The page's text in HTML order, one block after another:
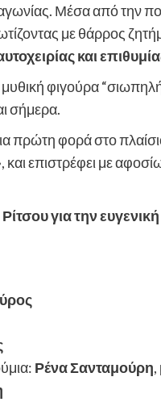
Μέσα από την
με θάρρος
και
φιγούρα
σήμερα.
πρώτη φορά στο
, και επιστρέφει με
για την
Ρένα Σανταμούρη,